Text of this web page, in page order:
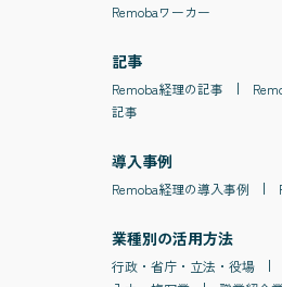
Remobaワーカー
記事
Remoba経理の記事
記事
導入事例
Remoba経理の導入事例
業種別の活用方法
行政・省庁・立法・役場